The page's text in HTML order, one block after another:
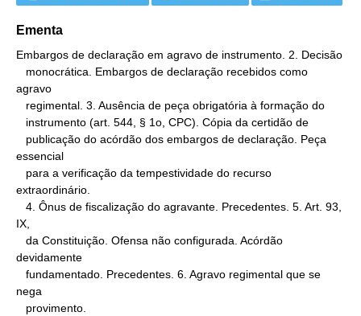
Ementa
Embargos de declaração em agravo de instrumento. 2. Decisão
agravo
essencial
extraordinário.
IX,
devidamente
nega
   provimento.